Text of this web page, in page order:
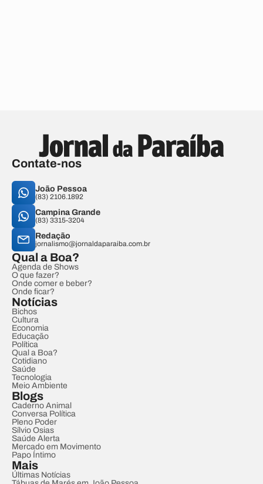
Contate-nos
João Pessoa
(83) 2106.1892
Campina Grande
(83) 3315-3204
Redação
jornalismo@jornaldaparaiba.com.br
Qual a Boa?
Agenda de Shows
O que fazer?
Onde comer e beber?
Onde ficar?
Notícias
Bichos
Cultura
Economia
Educação
Política
Qual a Boa?
Cotidiano
Saúde
Tecnologia
Meio Ambiente
Blogs
Caderno Animal
Conversa Política
Pleno Poder
Sílvio Osias
Saúde Alerta
Mercado em Movimento
Papo Íntimo
Mais
Últimas Notícias